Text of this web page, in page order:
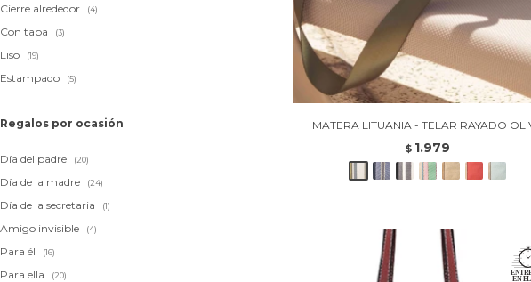
MATERA LITUANIA - TELAR RAYADO
$ 1.979
Cierre alrededor (4)
Con tapa (3)
Liso (19)
Estampado (5)
Regalos por ocasión
Día del padre (20)
Día de la madre (24)
Día de la secretaria (1)
Amigo invisible (4)
Para él (16)
Para ella (20)